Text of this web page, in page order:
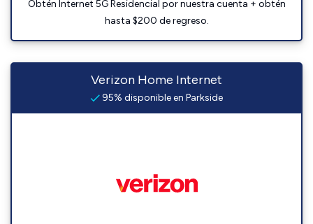
Obtén Internet 5G Residencial por nuestra cuenta + obtén
hasta $200 de regreso.
Verizon Home Internet
95% disponible en Parkside